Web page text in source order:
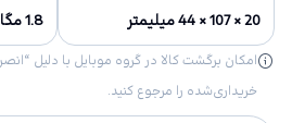
20 × 107 × 44 میلیمتر
1.8 مگابایت
خریداری‌شده را مرجوع کنید.